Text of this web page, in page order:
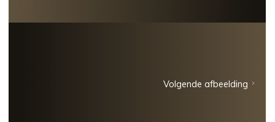
Volgende afbeelding